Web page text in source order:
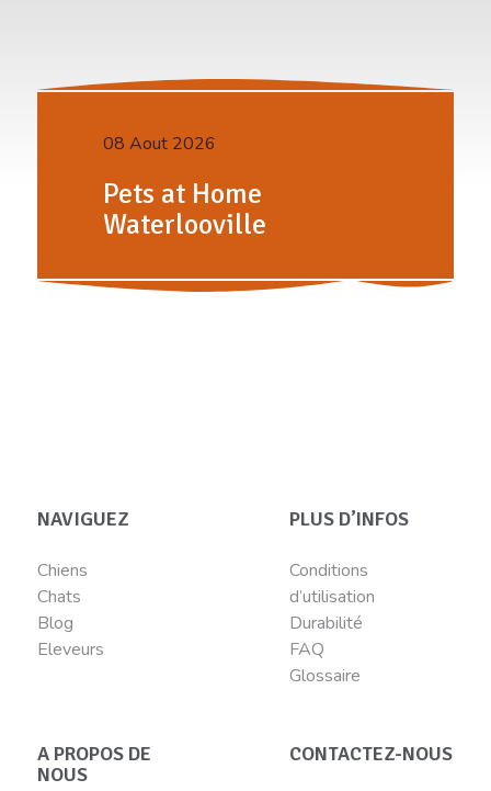
08 Aout 2026
Pets at Home
Waterlooville
NAVIGUEZ
Chiens
Chats
Blog
Eleveurs
PLUS D’INFOS
Conditions
d’utilisation
Durabilité
FAQ
Glossaire
A PROPOS DE
NOUS
CONTACTEZ-NOUS